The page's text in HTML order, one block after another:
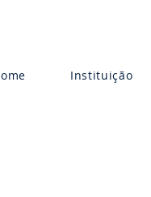
Instituição